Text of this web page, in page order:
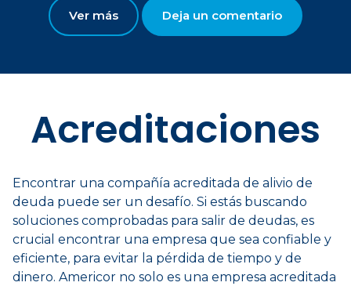
Ver más
Deja un comentario
Acreditaciones
Encontrar una compañía acreditada de alivio de
deuda puede ser un desafío. Si estás buscando
soluciones comprobadas para salir de deudas, es
crucial encontrar una empresa que sea confiable y
eficiente, para evitar la pérdida de tiempo y de
dinero. Americor no solo es una empresa acreditada